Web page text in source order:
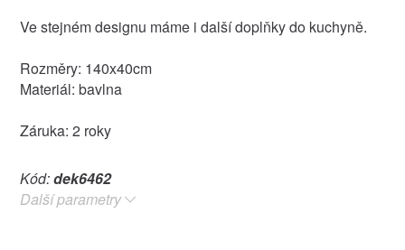
Ve stejném designu máme i další doplňky do kuchyně.
Rozměry: 140x40cm
Materiál: bavlna
Záruka: 2 roky
Kód:dek6462
Další parametry